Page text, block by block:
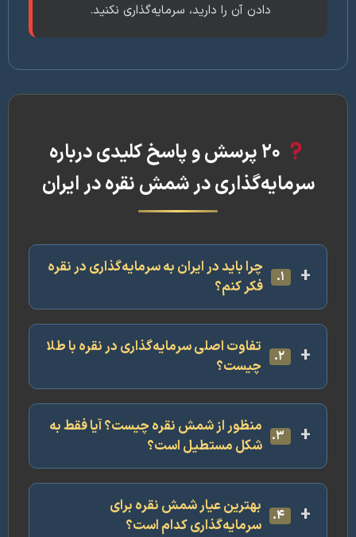
دادن آن را دارید، سرمایه‌گذاری نکنید.
۲۰ پرسش و پاسخ کلیدی درباره
در شمش نقره در ایران
چرا باید در ایران به سرمایه‌گذاری در نقره
فکر کنم؟
تفاوت اصلی سرمایه‌گذاری در نقره با طلا
چیست؟
منظور از شمش نقره چیست؟ آیا فقط به
شکل مستطیل است؟
بهترین عیار شمش نقره برای
سرمایه‌گذاری کدام است؟